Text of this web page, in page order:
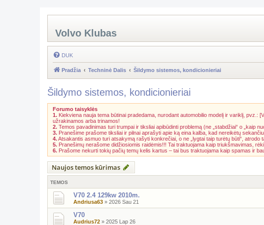
Volvo Klubas
DUK
Pradžia Techninė Dalis Šildymo sistemos, kondicionieriai
Šildymo sistemos, kondicionieriai
Forumo taisyklės
1. Kiekviena nauja tema būtinai pradedama, nurodant automobilio modelį ir variklį, pvz.:
užrakinamos arba trinamos!
2. Temos pavadinimas turi trumpai ir tiksliai apibūdinti problemą (ne „stabdžiai“ o „kaip
3. Pranešime prašome tiksliai ir pilnai aprašyti apie ką eina kalba, kad nereikėtų
4.Atsakantis asmuo turi atsakymą rašyti konkrečiai, o ne „lygtai taip turėtų būti“, atrodo
5. Pranešimų nerašome didžiosiomis raidėmis!!! Tai traktuojama kaip triukšmavimas,
6. Prašome nekurti tokių pačių temų kelis kartus – tai bus traktuojama kaip spamas ir
Naujos temos kūrimas
TEMOS
V70 2.4 129kw 2010m.
Andriusa63 » 2026 Sau 21
V70
Audrius72 » 2025 Lap 26